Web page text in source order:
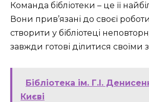
Команда бібліотеки – це її
Вони прив’язані до своєї
створити у бібліотеці
завжди готові ділитися своїми
Бібліотека ім. Г.І.
Києві